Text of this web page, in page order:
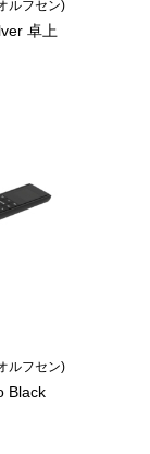
ルフセン)
卓上
ルフセン)
Black